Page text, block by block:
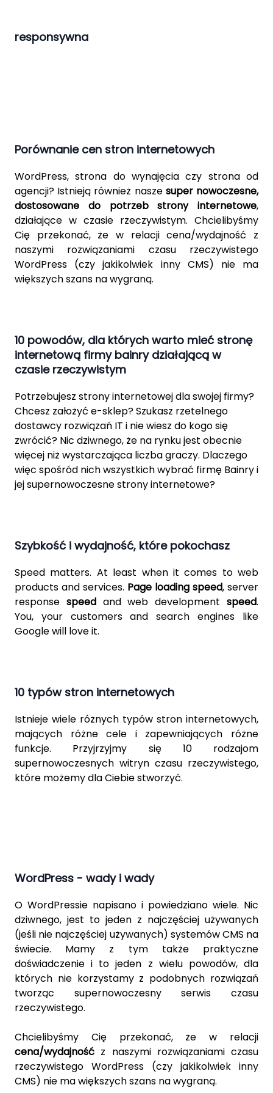
responsywna
Porównanie cen stron internetowych
WordPress, strona do wynajęcia czy strona od
agencji? Istnieją również nasze super nowoczesne,
dostosowane do potrzeb strony internetowe,
działające w czasie rzeczywistym. Chcielibyśmy
Cię przekonać, że w relacji cena/wydajność z
naszymi rozwiązaniami czasu rzeczywistego
WordPress (czy jakikolwiek inny CMS) nie ma
większych szans na wygraną.
10 powodów, dla których warto mieć stronę
internetową firmy bainry działającą w
czasie rzeczywistym
Potrzebujesz strony internetowej dla swojej firmy?
Chcesz założyć e-sklep? Szukasz rzetelnego
dostawcy rozwiązań IT i nie wiesz do kogo się
zwrócić? Nic dziwnego, że na rynku jest obecnie
więcej niż wystarczająca liczba graczy. Dlaczego
więc spośród nich wszystkich wybrać firmę Bainry i
jej supernowoczesne strony internetowe?
Szybkość i wydajność, które pokochasz
Speed ​​matters. At least when it comes to web
products and services. Page loading speed, server
response speedand web developmentspeed.
You, your customers and search engines like
Google will love it.
10 typów stron internetowych
Istnieje wiele różnych typów stron internetowych,
mających różne cele i zapewniających różne
funkcje. Przyjrzyjmy się 10 rodzajom
supernowoczesnych witryn czasu rzeczywistego,
które możemy dla Ciebie stworzyć.
WordPress - wady i wady
O WordPressie napisano i powiedziano wiele. Nic
dziwnego, jest to jeden z najczęściej używanych
(jeśli nie najczęściej używanych) systemów CMS na
świecie. Mamy z tym także praktyczne
doświadczenie i to jeden z wielu powodów, dla
których nie korzystamy z podobnych rozwiązań
tworząc supernowoczesny serwis czasu
rzeczywistego.
Chcielibyśmy Cię przekonać, że w relacji
cena/wydajność z naszymi rozwiązaniami czasu
rzeczywistego WordPress (czy jakikolwiek inny
CMS) nie ma większych szans na wygraną.